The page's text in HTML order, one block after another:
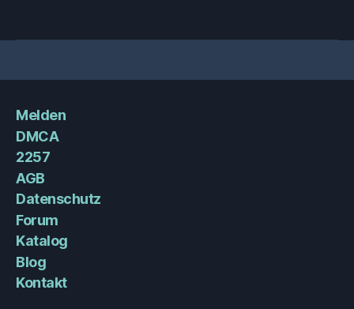
Melden
DMCA
2257
AGB
Datenschutz
Forum
Katalog
Blog
Kontakt